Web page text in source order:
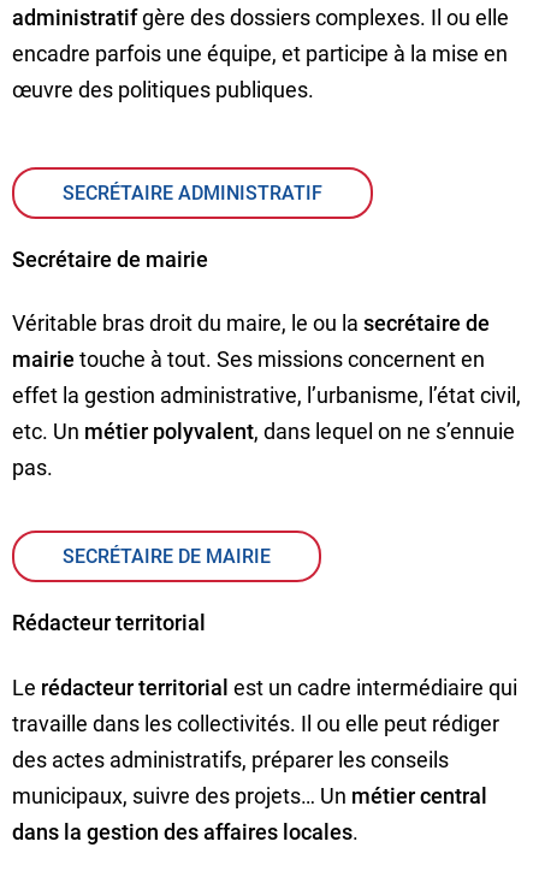
administratifgère des dossiers complexes. Il ou elle
encadre parfois une équipe, et participe à la mise en
œuvre des politiques publiques.
SECRÉTAIRE ADMINISTRATIF
Secrétaire de mairie
Véritable bras droit du maire, le ou la secrétaire de
mairie touche à tout. Ses missions concernent en
effet la gestion administrative, l’urbanisme, l’état civil,
etc. Un métier polyvalent, dans lequel on ne s’ennuie
pas.
SECRÉTAIRE DE MAIRIE
Rédacteur territorial
Le rédacteur territorial est un cadre intermédiaire qui
travaille dans les collectivités. Il ou elle peut rédiger
des actes administratifs, préparer les conseils
municipaux, suivre des projets… Un métier central
dans la gestion des affaires locales.